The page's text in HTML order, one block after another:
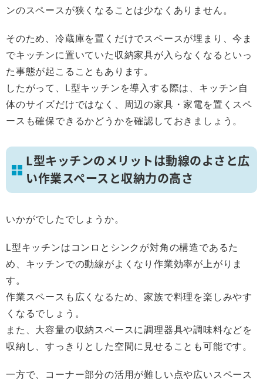
ンのスペースが狭くなることは少なくありません。
そのため、冷蔵庫を置くだけでスペースが埋まり、今ま
でキッチンに置いていた収納家具が入らなくなるといっ
た事態が起こることもあります。
したがって、L型キッチンを導入する際は、キッチン自
体のサイズだけではなく、周辺の家具・家電を置くスペ
ースも確保できるかどうかを確認しておきましょう。
L型キッチンのメリットは動線のよさと広
い作業スペースと収納力の高さ
いかがでしたでしょうか。
L型キッチンはコンロとシンクが対角の構造であるた
め、キッチンでの動線がよくなり作業効率が上がりま
す。
作業スペースも広くなるため、家族で料理を楽しみやす
くなるでしょう。
また、大容量の収納スペースに調理器具や調味料などを
収納し、すっきりとした空間に見せることも可能です。
一方で、コーナー部分の活用が難しい点や広いスペース